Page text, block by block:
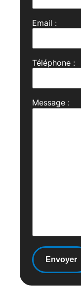
Email :
Téléphone :
Message :